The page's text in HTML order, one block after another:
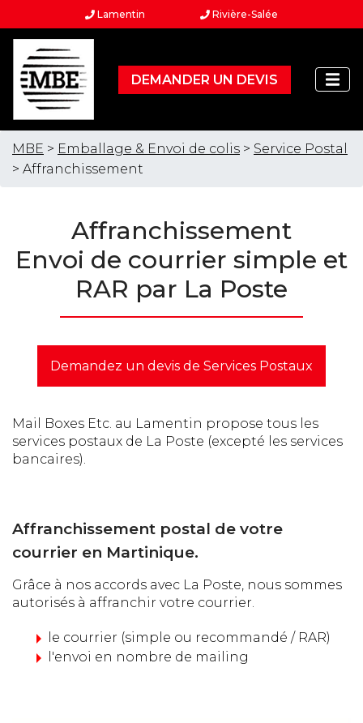
Lamentin Rivière-Salée
DEMANDER UN DEVIS
MBE > Emballage & Envoi de colis > Service Postal
> Affranchissement
Affranchissement
Envoi de courrier simple et
RAR par La Poste
Demandez un devis de Services Postaux
Mail Boxes Etc. au Lamentin propose tous les
services postaux de La Poste (excepté les services
bancaires).
Affranchissement postal de votre
courrier en Martinique.
Grâce à nos accords avec La Poste, nous sommes
autorisés à affranchir votre courrier.
le courrier (simple ou recommandé / RAR)
l'envoi en nombre de mailing